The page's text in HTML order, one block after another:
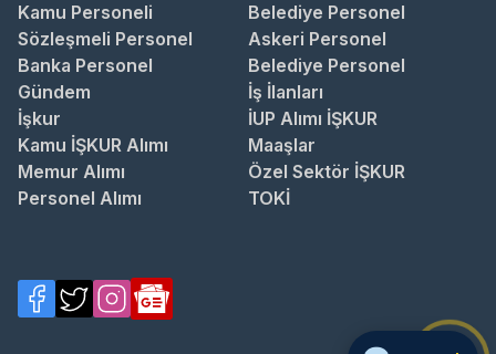
Kamu Personeli
Belediye Personel
Sözleşmeli Personel
Askeri Personel
Banka Personel
Belediye Personel
Gündem
İş İlanları
İşkur
İUP Alımı İŞKUR
Kamu İŞKUR Alımı
Maaşlar
Memur Alımı
Özel Sektör İŞKUR
Personel Alımı
TOKİ